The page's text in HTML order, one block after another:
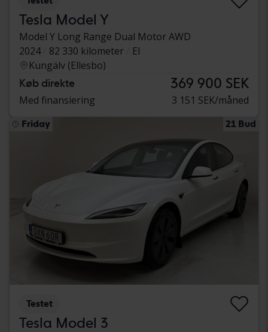
Tesla Model Y
Model Y Long Range Dual Motor AWD
2024
82 330 kilometer
El
Kungälv (Ellesbo)
Køb direkte 369 900 SEK
Med finansiering 3 151 SEK/måned
Friday 21 Bud
Testet
Tesla Model 3